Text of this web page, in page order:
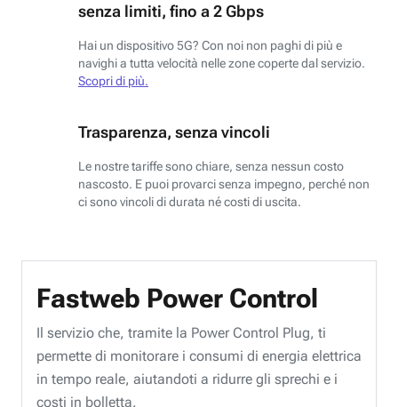
senza limiti, fino a 2 Gbps
Hai un dispositivo 5G? Con noi non paghi di più e
navighi a tutta velocità nelle zone coperte dal servizio.
Scopri di più.
Trasparenza, senza vincoli
Le nostre tariffe sono chiare, senza nessun costo
nascosto. E puoi provarci senza impegno, perché non
ci sono vincoli di durata né costi di uscita.
Fastweb Power Control
Il servizio che, tramite la Power Control Plug, ti
permette di monitorare i consumi di energia elettrica
in tempo reale, aiutandoti a ridurre gli sprechi e i
costi in bolletta.